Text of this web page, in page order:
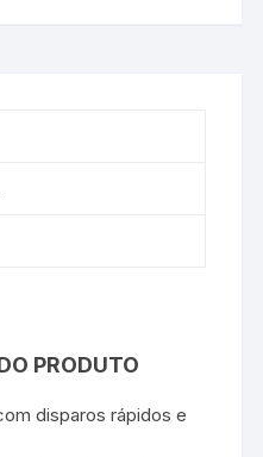
PRODUTO
disparos rápidos e